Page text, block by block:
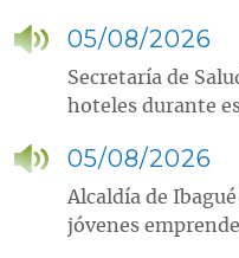
05/08/2026
Secretaría de
hoteles durante
05/08/2026
Alcaldía de
jóvenes